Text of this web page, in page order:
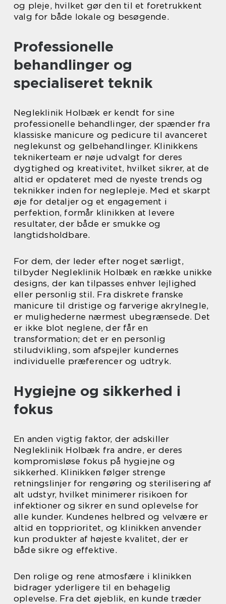
og pleje, hvilket gør den til et foretrukkent
valg for både lokale og besøgende.
Professionelle
behandlinger og
specialiseret teknik
Negleklinik Holbæk er kendt for sine
professionelle behandlinger, der spænder fra
klassiske manicure og pedicure til avanceret
neglekunst og gelbehandlinger. Klinikkens
teknikerteam er nøje udvalgt for deres
dygtighed og kreativitet, hvilket sikrer, at de
altid er opdateret med de nyeste trends og
teknikker inden for neglepleje. Med et skarpt
øje for detaljer og et engagement i
perfektion, formår klinikken at levere
resultater, der både er smukke og
langtidsholdbare.
For dem, der leder efter noget særligt,
tilbyder Negleklinik Holbæk en række unikke
designs, der kan tilpasses enhver lejlighed
eller personlig stil. Fra diskrete franske
manicure til dristige og farverige akrylnegle,
er mulighederne nærmest ubegrænsede. Det
er ikke blot neglene, der får en
transformation; det er en personlig
stiludvikling, som afspejler kundernes
individuelle præferencer og udtryk.
Hygiejne og sikkerhed i
fokus
En anden vigtig faktor, der adskiller
Negleklinik Holbæk fra andre, er deres
kompromisløse fokus på hygiejne og
sikkerhed. Klinikken følger strenge
retningslinjer for rengøring og sterilisering af
alt udstyr, hvilket minimerer risikoen for
infektioner og sikrer en sund oplevelse for
alle kunder. Kundenes helbred og velvære er
altid en topprioritet, og klinikken anvender
kun produkter af højeste kvalitet, der er
både sikre og effektive.
Den rolige og rene atmosfære i klinikken
bidrager yderligere til en behagelig
oplevelse. Fra det øjeblik, en kunde træder